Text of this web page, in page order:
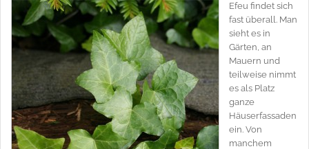
Efeu findet sich
fast überall. Man
sieht es in
Gärten, an
Mauern und
teilweise nimmt
es als Platz
ganze
Häuserfassaden
ein. Von
manchem